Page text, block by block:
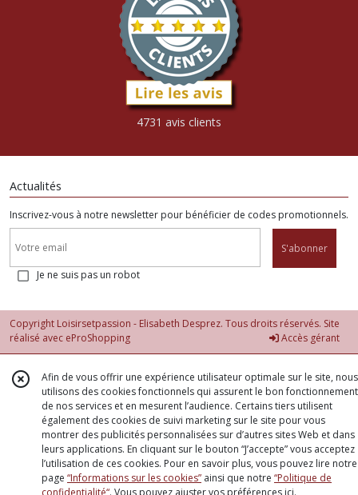
4731 avis clients
Actualités
Inscrivez-vous à notre newsletter pour bénéficier de codes promotionnels.
S'abonner
Je ne suis pas un robot
Copyright Loisirsetpassion - Elisabeth Desprez. Tous droits réservés. Site
réalisé avec eProShopping Accès gérant
Afin de vous offrir une expérience utilisateur optimale sur le site, nous
utilisons des cookies fonctionnels qui assurent le bon fonctionnement
de nos services et en mesurent l’audience. Certains tiers utilisent
également des cookies de suivi marketing sur le site pour vous
montrer des publicités personnalisées sur d’autres sites Web et dans
leurs applications. En cliquant sur le bouton “J’accepte” vous acceptez
l’utilisation de ces cookies. Pour en savoir plus, vous pouvez lire notre
page “Informations sur les cookies” ainsi que notre “Politique de
confidentialité“. Vous pouvez ajuster vos préférences ici.